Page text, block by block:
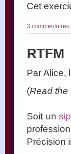
Cet
3 commentaires
RTFM
Par Alice,
(Read the
Soit un
Précision